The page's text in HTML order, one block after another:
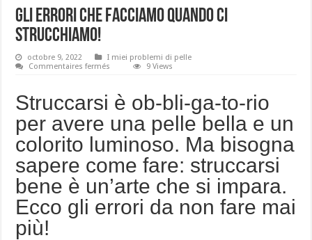
Gli errori che facciamo quando ci
strucchiamo!
octobre 9, 2022
I miei problemi di pelle
Commentaires fermés
che
facciamo
quando
ci
strucchiamo!
9 Views
Struccarsi è ob-bli-ga-to-rio
per avere una pelle bella e un
colorito luminoso. Ma bisogna
sapere come fare: struccarsi
bene è un’arte che si impara.
Ecco gli errori da non fare mai
più!